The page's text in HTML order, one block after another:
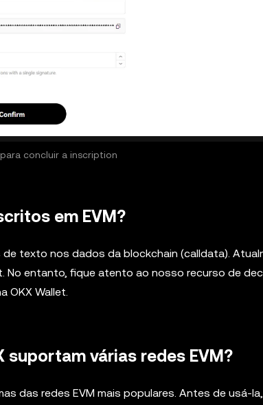
concluir a inscription
em EVM?
de texto nos dados da blockchain (calldata).
No entanto, fique atento ao nosso recurso de
OKX Wallet.
várias redes EVM?
das redes EVM mais populares. Antes de usá-la,